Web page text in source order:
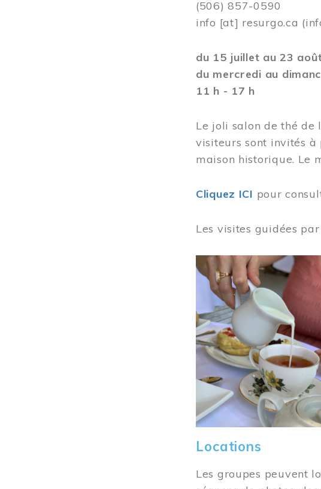
(506) 857-0590
info [at] resurgo.ca
du 15 juillet au 23
du mercredi au
11 h - 17 h
Le joli salon de thé de
visiteurs sont invités à
maison historique. Le
Cliquez ICI pour
Les visites guidées
Image
Locations
Les groupes peuvent